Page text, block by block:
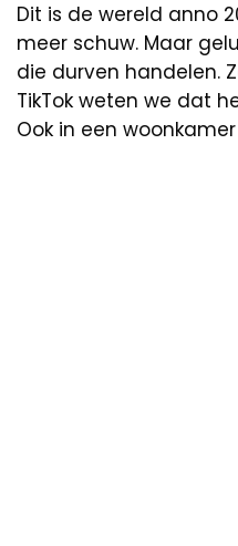
Dit is de wereld anno
meer schuw. Maar
die durven handelen.
TikTok weten we dat
Ook in een